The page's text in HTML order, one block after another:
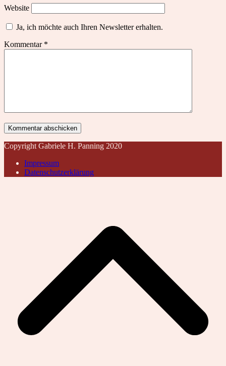
Website
Ja, ich möchte auch Ihren Newsletter erhalten.
Kommentar *
Copyright Gabriele H. Panning 2020
Impressum
Datenschutzerklärung